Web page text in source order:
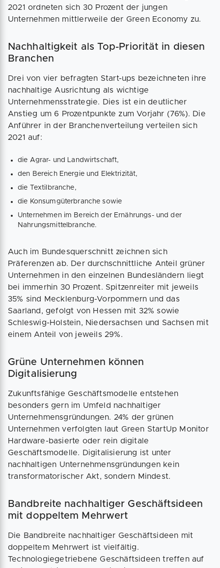
2021 ordneten sich 30 Prozent der jungen
Unternehmen mittlerweile der Green Economy zu.
Nachhaltigkeit als Top-Priorität in diesen
Branchen
Drei von vier befragten Start-ups bezeichneten ihre
nachhaltige Ausrichtung als wichtige
Unternehmensstrategie. Dies ist ein deutlicher
Anstieg um 6 Prozentpunkte zum Vorjahr (76%). Die
Anführer in der Branchenverteilung verteilen sich
2021 auf:
die Agrar- und Landwirtschaft,
den Bereich Energie und Elektrizität,
die Textilbranche,
die Konsumgüterbranche sowie
Unternehmen im Bereich der Ernährungs- und der
Nahrungsmittelbranche.
Auch im Bundesquerschnitt zeichnen sich
Präferenzen ab. Der durchschnittliche Anteil grüner
Unternehmen in den einzelnen Bundesländern liegt
bei immerhin 30 Prozent. Spitzenreiter mit jeweils
35% sind Mecklenburg-Vorpommern und das
Saarland, gefolgt von Hessen mit 32% sowie
Schleswig-Holstein, Niedersachsen und Sachsen mit
einem Anteil von jeweils 29%.
Grüne Unternehmen können
Digitalisierung
Zukunftsfähige Geschäftsmodelle entstehen
besonders gern im Umfeld nachhaltiger
Unternehmensgründungen. 24% der grünen
Unternehmen verfolgten laut Green StartUp Monitor
Hardware-basierte oder rein digitale
Geschäftsmodelle. Digitalisierung ist unter
nachhaltigen Unternehmensgründungen kein
transformatorischer Akt, sondern Mindest.
Bandbreite nachhaltiger Geschäftsideen
mit doppeltem Mehrwert
Die Bandbreite nachhaltiger Geschäftsideen mit
doppeltem Mehrwert ist vielfältig.
Technologiegetriebene Geschäftsideen treffen auf